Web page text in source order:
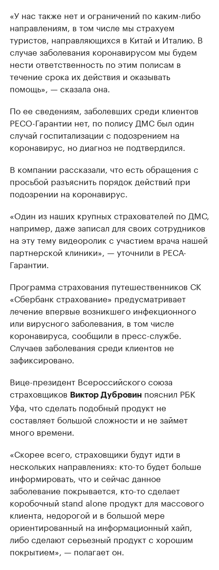
«У нас также нет и ограничений по каким-либо
направлениям, в том числе мы страхуем
туристов, направляющихся в Китай и Италию. В
случае заболевания коронавирусом мы будем
нести ответственность по этим полисам в
течение срока их действия и оказывать
помощь», — сказала она.
По ее сведениям, заболевших среди клиентов
РЕСО-Гарантии нет, по полису ДМС был один
случай госпитализации с подозрением на
коронавирус, но диагноз не подтвердился.
В компании рассказали, что есть обращения с
просьбой разъяснить порядок действий при
подозрении на коронавирус.
«Один из наших крупных страхователей по ДМС,
например, даже записал для своих сотрудников
на эту тему видеоролик с участием врача нашей
партнерской клиники», — уточнили в РЕСА-
Гарантии.
Программа страхования путешественников СК
«Сбербанк страхование» предусматривает
лечение впервые возникшего инфекционного
или вирусного заболевания, в том числе
коронавируса, сообщили в пресс-службе.
Случаев заболевания среди клиентов не
зафиксировано.
Вице-президент Всероссийского союза
страховщиков Виктор Дубровин пояснил РБК
Уфа, что сделать подобный продукт не
составляет большой сложности и не займет
много времени.
«Скорее всего, страховщики будут идти в
нескольких направлениях: кто-то будет больше
информировать, что и сейчас данное
заболевание покрывается, кто-то сделает
коробочный stand alone продукт для массового
клиента, недорогой и в большой мере
ориентированный на информационный хайп,
либо сделают серьезный продукт с хорошим
покрытием», — полагает он.